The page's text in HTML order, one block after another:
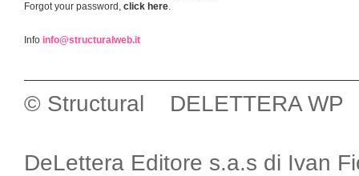
Forgot your password, click here.
Info info@structuralweb.it
© Structural DELETTERA WP
DeLettera Editore s.a.s di Ivan